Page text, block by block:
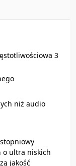
3
niż audio
o ultra niskich
jakość